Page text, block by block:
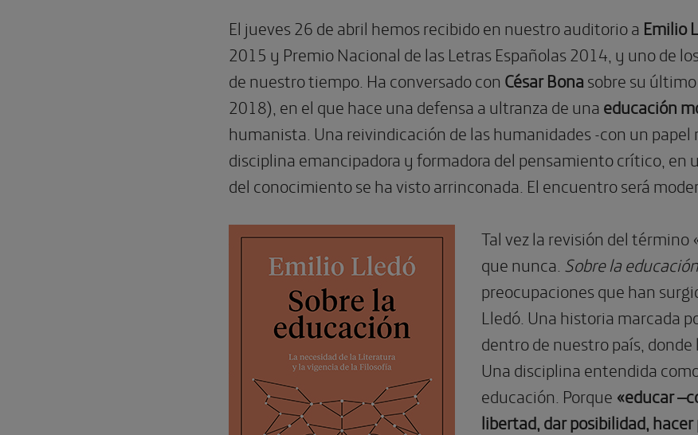
El jueves 26 de abril hemos recibido en nuestro auditorio a Emilio
2015 y Premio Nacional de las Letras Españolas 2014, y uno de
de nuestro tiempo. Ha conversado con César Bonasobre su
2018), en el que hace una defensa a ultranza de una educación
humanista. Una reivindicación de las humanidades -con un
disciplina emancipadora y formadora del pensamiento crítico, en
del conocimiento se ha visto arrinconada. El encuentro será
Tal vez la revisión del
que nunca. Sobre la educación
preocupaciones que han
Lledó. Una historia marcada
dentro de nuestro país,
Una disciplina entendida
educación. Porque «educar
libertad, dar posibilidad, hacer